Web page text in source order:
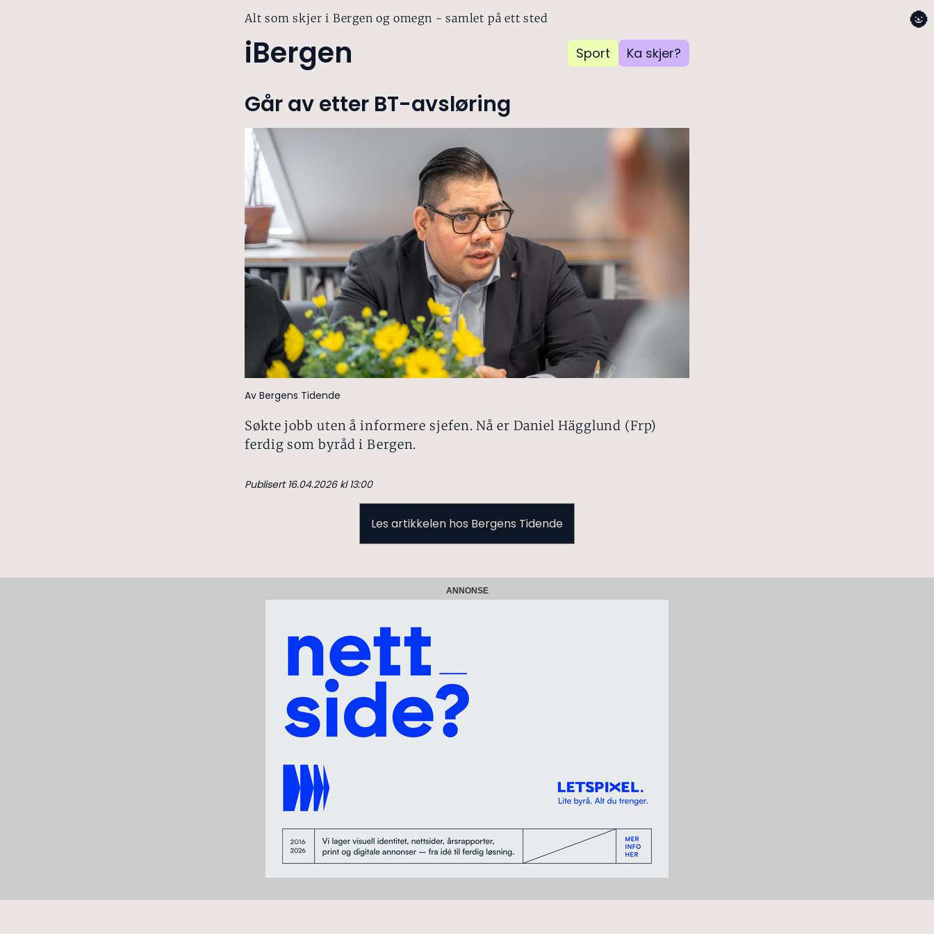
Alt som skjer i Bergen og omegn - samlet på ett sted
iBergen Sport Ka skjer?
🌚
Går av etter BT-avsløring
Av Bergens Tidende
Søkte jobb uten å informere sjefen. Nå er Daniel Hägglund (Frp)
ferdig som byråd i Bergen.
Publisert 16.04.2026 kl 13:00
Les artikkelen hos Bergens Tidende
ANNONSE